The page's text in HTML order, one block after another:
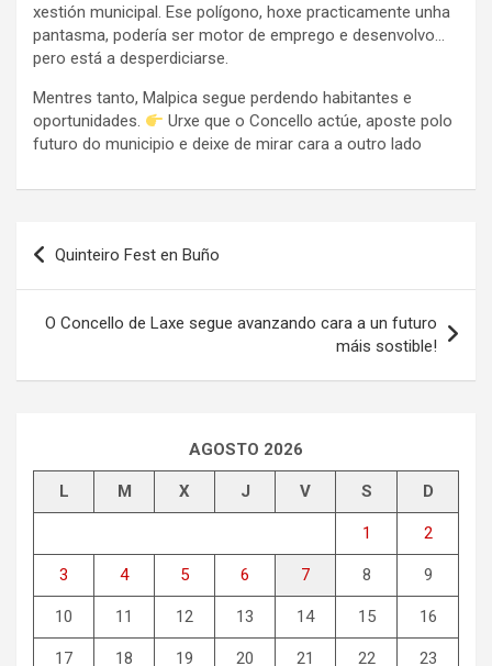
xestión municipal. Ese polígono, hoxe practicamente unha
pantasma, podería ser motor de emprego e desenvolvo…
pero está a desperdiciarse.
Mentres tanto, Malpica segue perdendo habitantes e
oportunidades.
Urxe que o Concello actúe, aposte polo
futuro do municipio e deixe de mirar cara a outro lado
Navegación
de
entradas
Quinteiro Fest en Buño
O Concello de Laxe segue avanzando cara a un futuro
máis sostible!
AGOSTO 2026
L M X J V S D
1 2
3 4 5 6 7 8 9
10 11 12 13 14 15 16
17 18 19 20 21 22 23